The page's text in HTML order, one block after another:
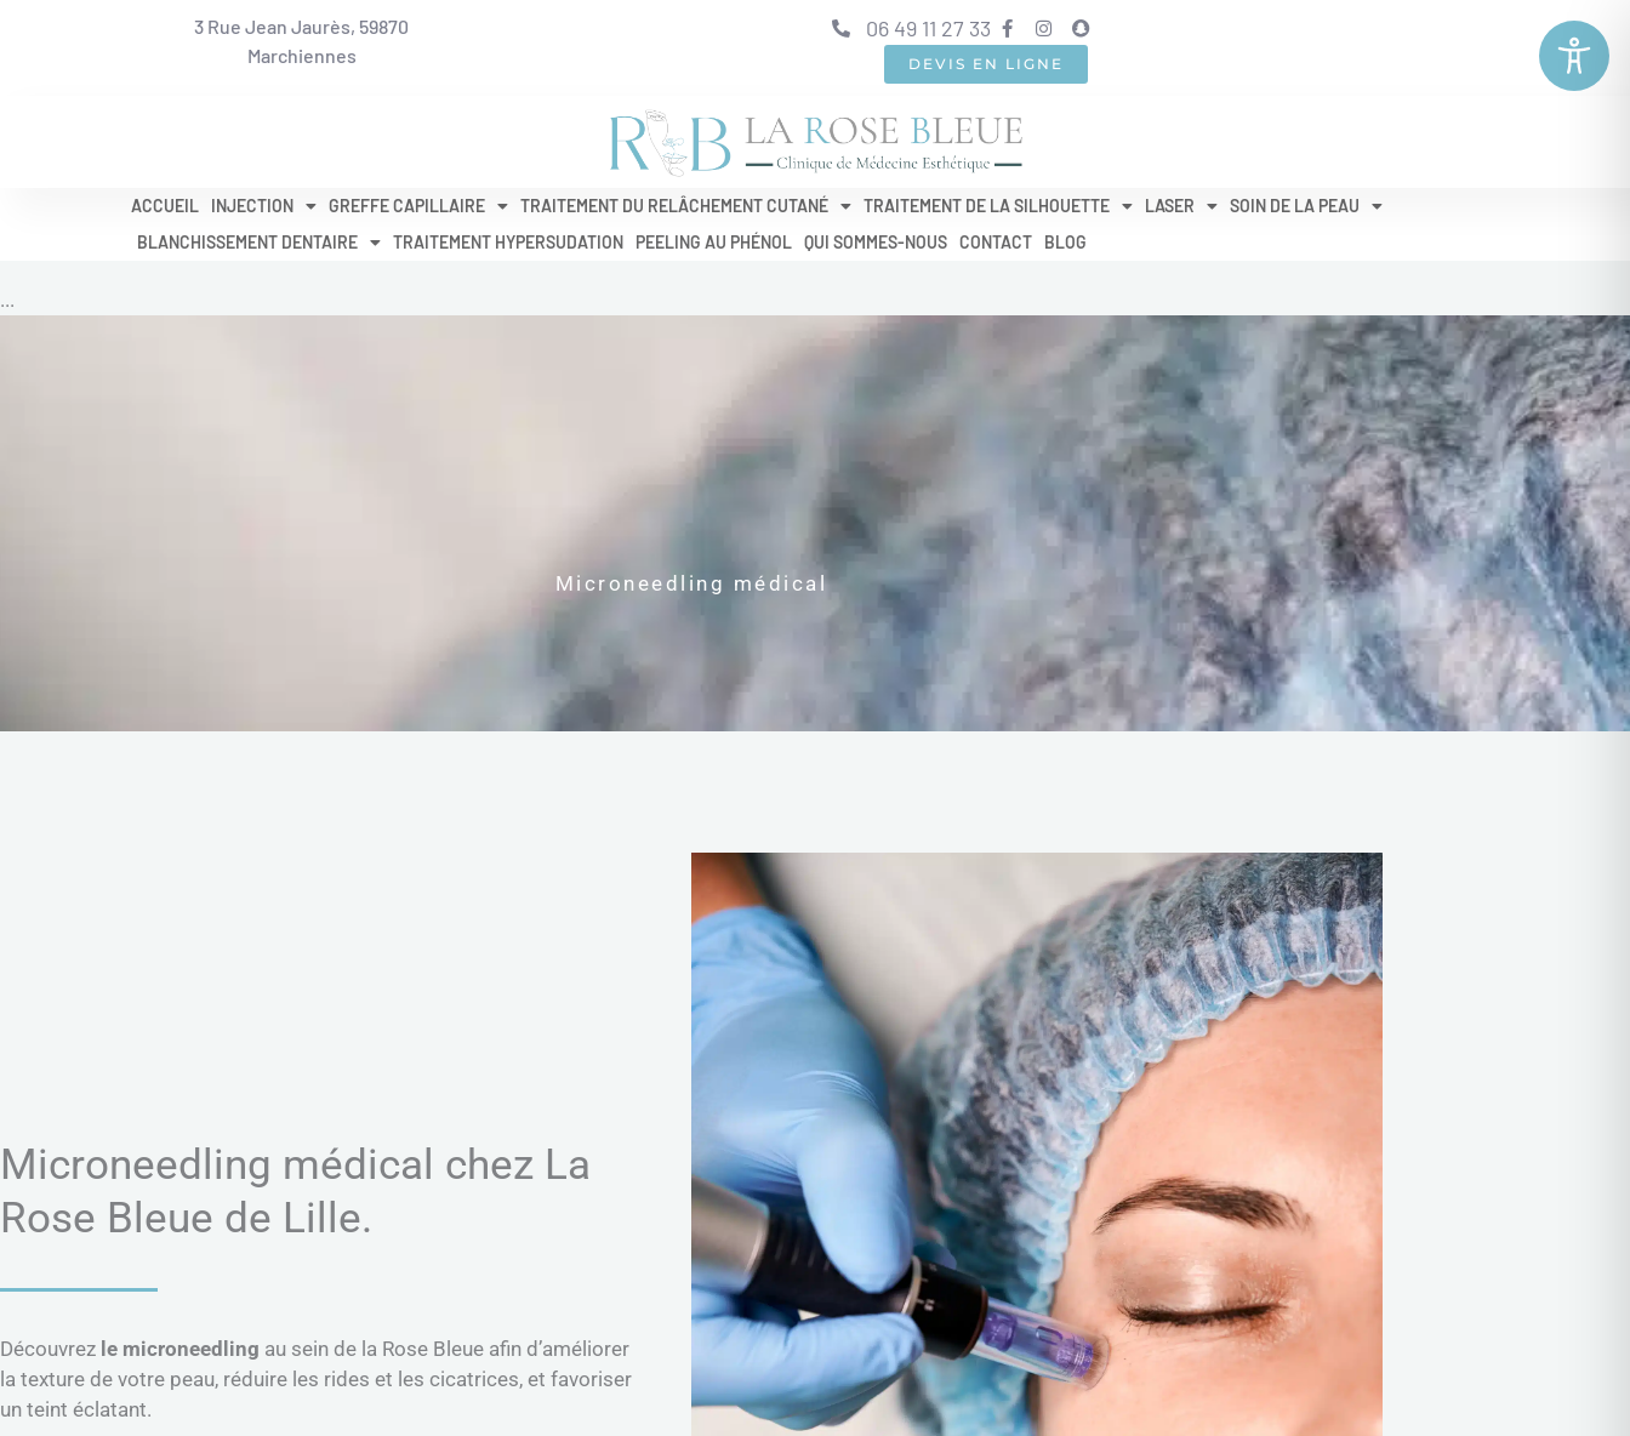
3 Rue Jean Jaurès, 59870
Marchiennes
06 49 11 27 33
DEVIS EN LIGNE
ACCUEIL INJECTION GREFFE CAPILLAIRE TRAITEMENT DU RELÂCHEMENT CUTANÉ TRAITEMENT DE LA SILHOUETTE LASER
SOIN DE LA PEAU
BLANCHISSEMENT DENTAIRE
TRAITEMENT HYPERSUDATION PEELING AU PHÉNOL QUI SOMMES-NOUS CONTACT BLOG
...
Microneedling médical
Microneedling médical chez La
Rose Bleue de Lille.
Découvrez le microneedling au sein de la Rose Bleue afin d’améliorer
la texture de votre peau, réduire les rides et les cicatrices, et favoriser
un teint éclatant.